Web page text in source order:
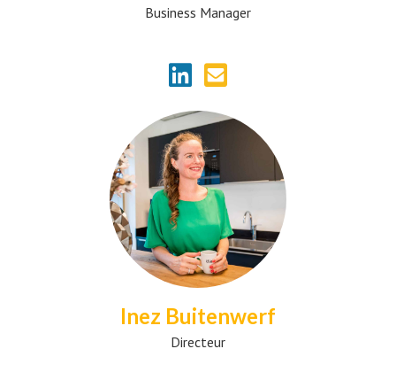
Business Manager
Inez Buitenwerf
Directeur